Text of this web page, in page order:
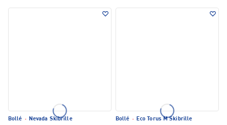
Bollé · Nevada Skibrille Bollé · Eco Torus M Skibrille